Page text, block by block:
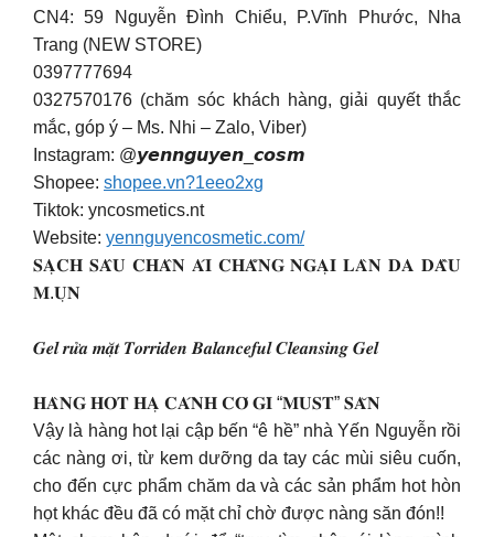
CN4: 59 Nguyễn Đình Chiểu, P.Vĩnh Phước, Nha
Trang (NEW STORE)
0397777694
0327570176 (chăm sóc khách hàng, giải quyết thắc
mắc, góp ý – Ms. Nhi – Zalo, Viber)
Instagram: @𝙮𝙚𝙣𝙣𝙜𝙪𝙮𝙚𝙣_𝙘𝙤𝙨𝙢
Shopee: shopee.vn?1eeo2xg
Tiktok: yncosmetics.nt
Website: yennguyencosmetic.com/
𝐒𝐀̣𝐂𝐇 𝐒𝐀̂𝐔 𝐂𝐇𝐀̂𝐍 𝐀́𝐈 𝐂𝐇𝐀̆̉𝐍𝐆 𝐍𝐆𝐀̣𝐈 𝐋𝐀̀𝐍 𝐃𝐀 𝐃𝐀̂̀𝐔
𝐌.𝐔̣𝐍
𝑮𝒆𝒍 𝒓𝒖̛̉𝒂 𝒎𝒂̣̆𝒕 𝑻𝒐𝒓𝒓𝒊𝒅𝒆𝒏 𝑩𝒂𝒍𝒂𝒏𝒄𝒆𝒇𝒖𝒍 𝑪𝒍𝒆𝒂𝒏𝒔𝒊𝒏𝒈 𝑮𝒆𝒍
𝐇𝐀̀𝐍𝐆 𝐇𝐎𝐓 𝐇𝐀̣ 𝐂𝐀́𝐍𝐇 𝐂𝐎́ 𝐆𝐈̀ “𝐌𝐔𝐒𝐓” 𝐒𝐀̆𝐍
Vậy là hàng hot lại cập bến “ê hề” nhà Yến Nguyễn rồi
các nàng ơi, từ kem dưỡng da tay các mùi siêu cuốn,
cho đến cực phẩm chăm da và các sản phẩm hot hòn
họt khác đều đã có mặt chỉ chờ được nàng săn đón!!